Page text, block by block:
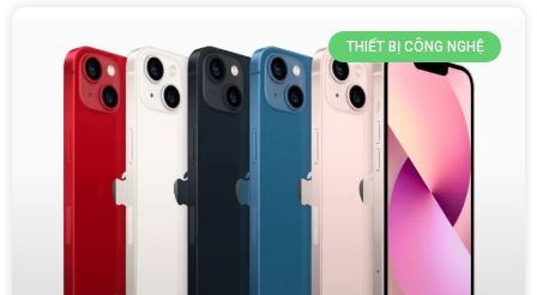
THIẾT BỊ CÔNG NGHỆ